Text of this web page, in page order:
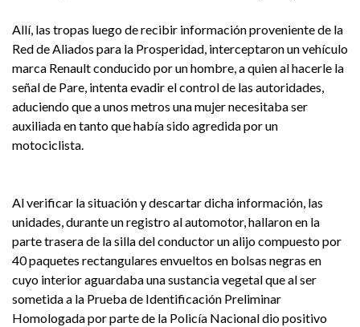
Allí, las tropas luego de recibir información proveniente de la
Red de Aliados para la Prosperidad, interceptaron un vehículo
marca Renault conducido por un hombre, a quien al hacerle la
señal de Pare, intenta evadir el control de las autoridades,
aduciendo que a unos metros una mujer necesitaba ser
auxiliada en tanto que había sido agredida por un
motociclista.
Al verificar la situación y descartar dicha información, las
unidades, durante un registro al automotor, hallaron en la
parte trasera de la silla del conductor un alijo compuesto por
40 paquetes rectangulares envueltos en bolsas negras en
cuyo interior aguardaba una sustancia vegetal que al ser
sometida a la Prueba de Identificación Preliminar
Homologada por parte de la Policía Nacional dio positivo